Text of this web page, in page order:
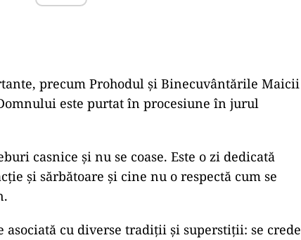
precum Prohodul și Binecuvântările Maicii
este purtat în procesiune în jurul
casnice și nu se coase. Este o zi dedicată
și sărbătoare și cine nu o respectă cum se
asociată cu diverse tradiții și superstiții: se crede